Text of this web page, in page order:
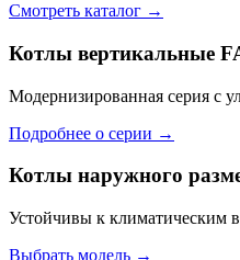
Смотреть каталог →
Котлы вертикальные
Модернизированная серия с
Подробнее о серии →
Котлы наружного
Устойчивы к климатическим
Выбрать модель →